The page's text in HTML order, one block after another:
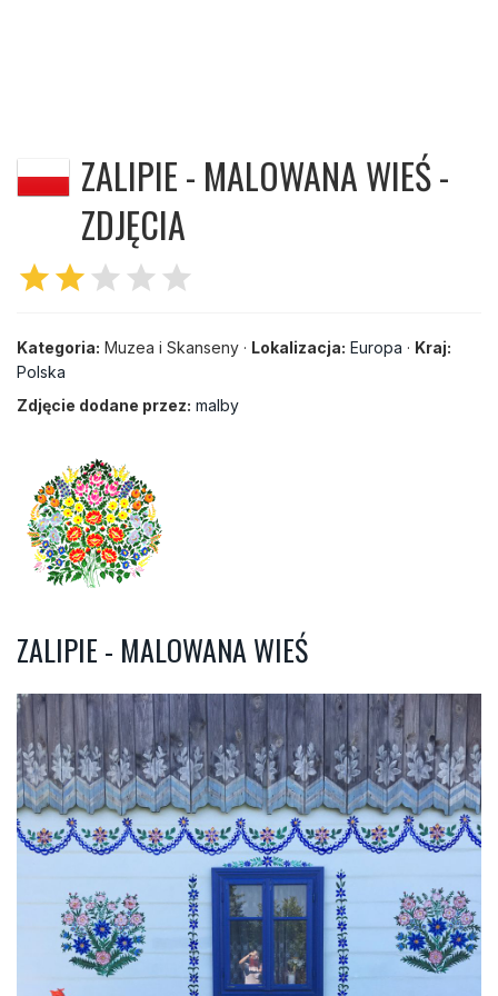
ZALIPIE - MALOWANA WIEŚ -
ZDJĘCIA
starstar star star star
Kategoria: Muzea i Skanseny · Lokalizacja: Europa · Kraj:
Polska
Zdjęcie dodane przez: malby
ZALIPIE - MALOWANA WIEŚ